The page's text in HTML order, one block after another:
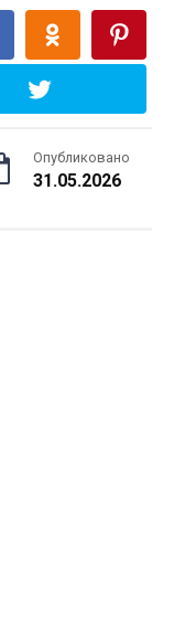
Опубликовано
31.05.2026